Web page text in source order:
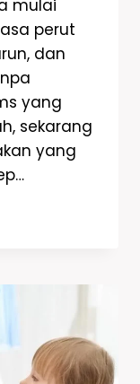
mulai
perut
dan
yang
sekarang
yang